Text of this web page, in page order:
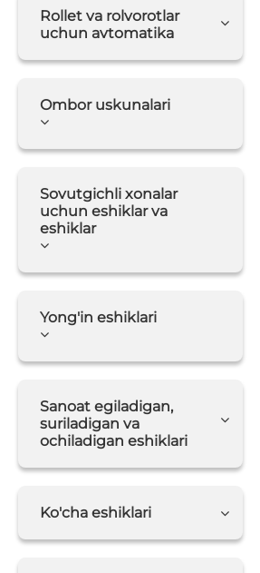
Rollet va rolvorotlar
uchun avtomatika
Ombor uskunalari
Sovutgichli xonalar
uchun eshiklar va
eshiklar
Yong'in eshiklari
Sanoat egiladigan,
suriladigan va
ochiladigan eshiklari
Ko'cha eshiklari